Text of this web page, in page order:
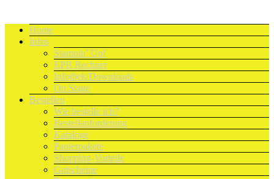
Home
Infos
Stampin’ Up!
EPB Rechner
Infothek/Downloads
On Stage
Bestellen
Wie bestelle ich?
Bestellanforderung
Kataloge
Papierpakete
Shopping-Vorteile
Gutscheine